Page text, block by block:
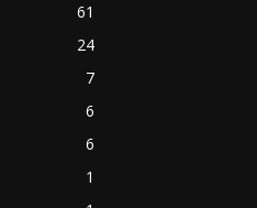
61
24
7
6
6
1